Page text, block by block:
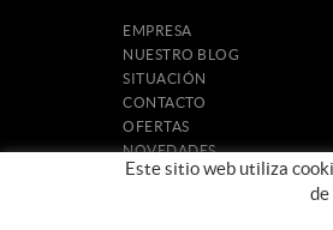
EMPRESA
NUESTRO BLOG
SITUACIÓN
CONTACTO
OFERTAS
NOVEDADES
Este sitio web utiliza
de